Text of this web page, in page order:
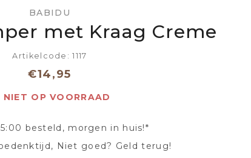
BABIDU
met Kraag Creme
Artikelcode: 1117
€14,95
NIET OP VOORRAAD
besteld, morgen in huis!*
Niet goed? Geld terug!